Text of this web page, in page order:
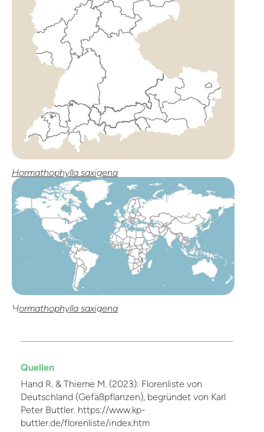
Hormathophylla saxigena
Hormathophylla saxigena
Quellen
Hand R. & Thieme M. (2023): Florenliste von
Deutschland (Gefäßpflanzen), begründet von Karl
Peter Buttler. https://www.kp-
buttler.de/florenliste/index.htm